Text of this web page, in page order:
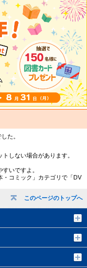
このページのトップへ
た。
しない場合があります。
いですよ。
・コミック」カテゴリで「DV